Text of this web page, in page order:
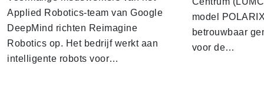
Applied Robotics-team van Google
DeepMind richten Reimagine
Robotics op. Het bedrijf werkt aan
intelligente robots voor…
model
betrouwbaar
voor de…